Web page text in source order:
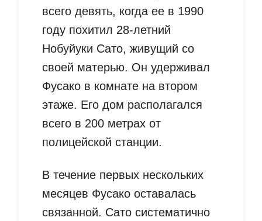
всего девять, когда ее в 1990
году похитил 28-летний
Нобуйуки Сато, живущий со
своей матерью. Он удерживал
Фусако в комнате на втором
этаже. Его дом располагался
всего в 200 метрах от
полицейской станции.
В течение первых нескольких
месяцев Фусако оставалась
связанной. Сато систематично